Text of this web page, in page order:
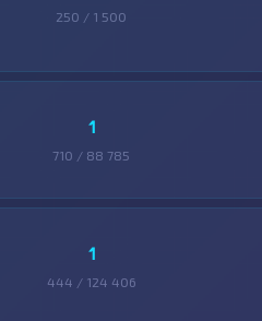
250 / 1 500
1
710 / 88 785
1
444 / 124 406